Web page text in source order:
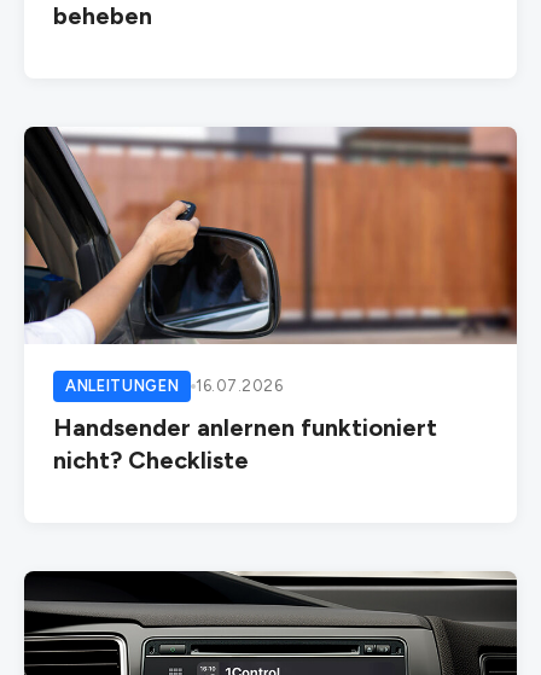
beheben
ANLEITUNGEN 16.07.2026
Handsender anlernen funktioniert
nicht? Checkliste